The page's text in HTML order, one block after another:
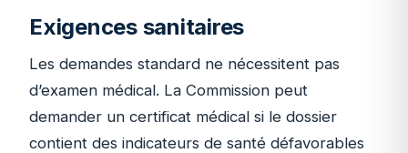
Exigences sanitaires
Les demandes standard ne nécessitent pas
d’examen médical. La Commission peut
demander un certificat médical si le dossier
contient des indicateurs de santé défavorables